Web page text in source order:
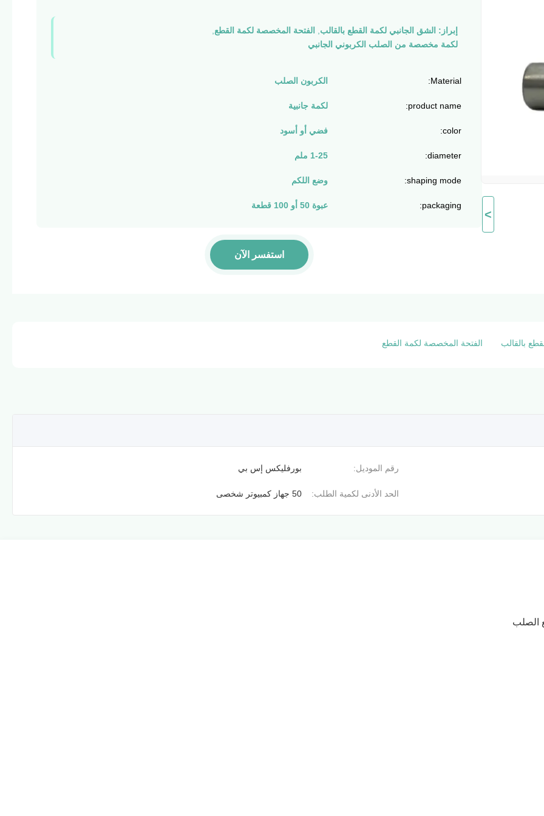
>
إبراز: الشق الجانبي لكمة القطع بالقالب الفتحة المخصصة لكمة القطع
لكمة مخصصة من الصلب الكربوني الجانبي
Material: الكربون الصلب
product name: لكمة جانبية
color: فضي أو أسود
diameter: 1-25 ملم
shaping mode: وضع اللكم
packaging: عبوة 50 أو 100 قطعة
استفسر الآن
بالقالب الفتحة المخصصة لكمة القطع
رقم الموديل: بورفليكس إس بي
الحد الأدنى لكمية الطلب: 50 جهاز كمبيوتر شخصى